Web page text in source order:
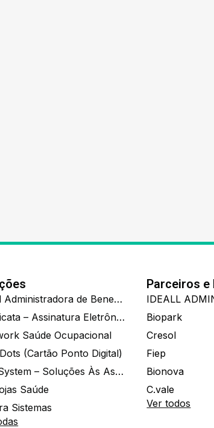
Ide.all Administradora de Benefícios
Certificata – Assinatura Eletrônica De Documentos
Saúde Ocupacional
(Cartão Ponto Digital)
Zion System – Soluções Às Associações E Empresas
Saúde
Sistemas
Parceiros
Biopark
Cresol
Fiep
Bionova
C.vale
Ver todos